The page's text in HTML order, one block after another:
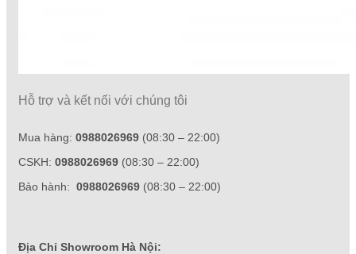
Hỗ trợ và kết nối với chúng tôi
Mua hàng: 0988026969 (08:30 – 22:00)
CSKH: 0988026969 (08:30 – 22:00)
Bảo hành: 0988026969 (08:30 – 22:00)
Địa Chỉ Showroom Hà Nội: